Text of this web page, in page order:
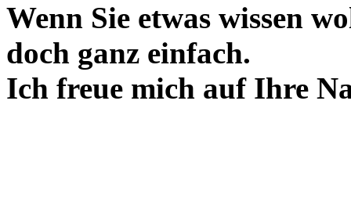
Wenn Sie etwas wissen
doch ganz einfach.
Ich freue mich auf Ihre